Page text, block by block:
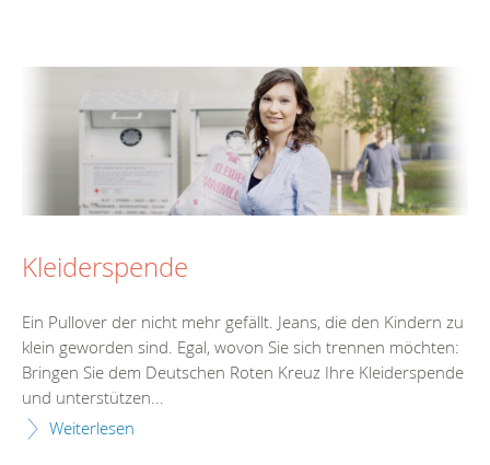
Kleiderspende
Ein Pullover der nicht mehr gefällt. Jeans, die den Kindern zu
klein geworden sind. Egal, wovon Sie sich trennen möchten:
Bringen Sie dem Deutschen Roten Kreuz Ihre Kleiderspende
und unterstützen...
Weiterlesen